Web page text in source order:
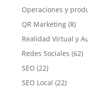
Operaciones y
QR Marketing(8)
Realidad Virtual y
Redes Sociales (62)
SEO (22)
SEO Local (22)